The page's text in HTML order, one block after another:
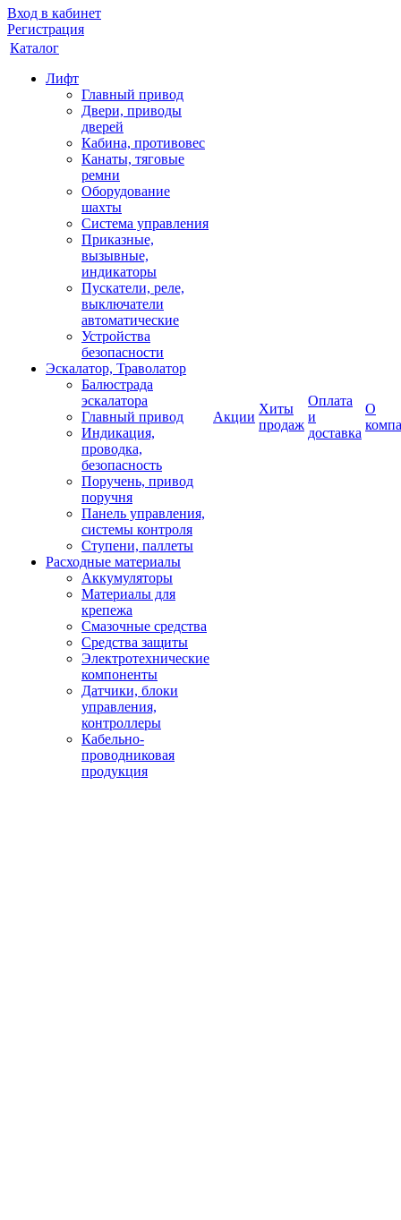
Вход в кабинет
Регистрация
Каталог
Лифт
Главный привод
Двери, приводы
дверей
Кабина, противовес
Канаты, тяговые
ремни
Оборудование
шахты
Система управления
Приказные,
вызывные,
индикаторы
Пускатели, реле,
выключатели
автоматические
Устройства
безопасности
Эскалатор, Траволатор
Балюстрада
эскалатора
Главный привод
Индикация,
проводка,
безопасность
Поручень, привод
поручня
Панель управления,
системы контроля
Ступени, паллеты
Расходные материалы
Аккумуляторы
Материалы для
крепежа
Смазочные средства
Средства защиты
Электротехнические
компоненты
Датчики, блоки
управления,
контроллеры
Кабельно-
проводниковая
продукция
Акции
Хиты
продаж
Оплата
и
доставка
О